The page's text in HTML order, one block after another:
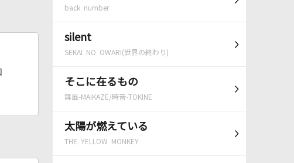
back number
silent
SEKAI NO OWARI(世界の終わり)
そこに在るもの
舞風-MAIKAZE/時音-TOKINE
太陽が燃えている
THE YELLOW MONKEY